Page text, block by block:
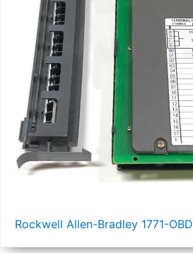
Rockwell Allen-Bradley 1771-OBD